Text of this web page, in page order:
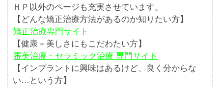
ＨＰ以外のページも充実させています。
【どんな矯正治療方法があるのか知りたい方】
矯正治療専門サイト
【健康＋美しさにもこだわたい方】
審美治療・セラミック治療 専門サイト
【インプラントに興味はあるけど、良く分からな
い…という方】